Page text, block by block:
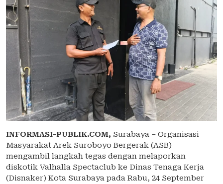
INFORMASI-PUBLIK.COM, Surabaya – Organisasi
Masyarakat Arek Suroboyo Bergerak (ASB)
mengambil langkah tegas dengan melaporkan
diskotik Valhalla Spectaclub ke Dinas Tenaga Kerja
(Disnaker) Kota Surabaya pada Rabu, 24 September